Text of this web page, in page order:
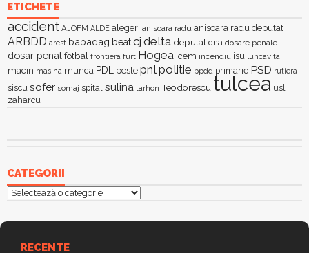
ETICHETE
accident AJOFM ALDE alegeri anisoara radu anisoara radu deputat
ARBDD arest babadag beatcj delta deputat dna dosare penale
dosar penal fotbal frontiera furt Hogea icem incendiu isu luncavita
macin masina munca PDL peste pnlpolitie ppdd primarie PSD rutiera
siscu sofer somaj spital sulina tarhon Teodorescu tulcea usl
zaharcu
CATEGORII
Categorii
RECENTE